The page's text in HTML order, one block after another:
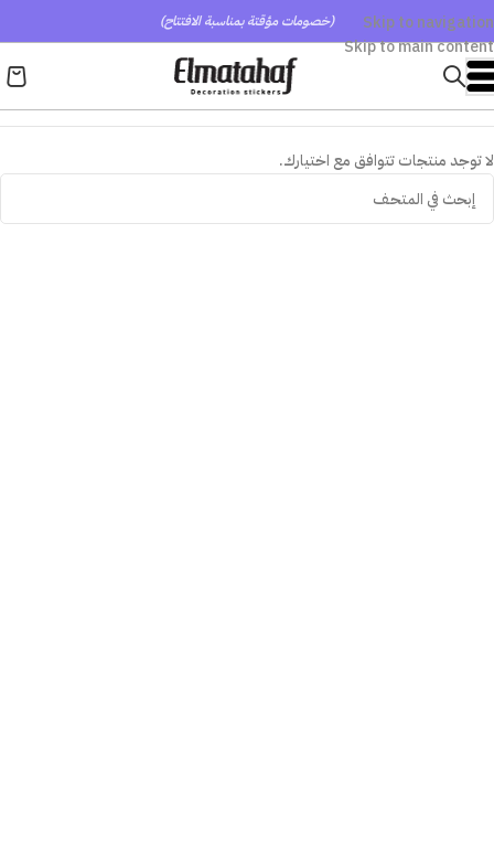
Skip to navigation
Skip to main content
(خصومات مؤقتة بمناسبة الافتتاح)
لا توجد منتجات تتوافق مع اختيارك.